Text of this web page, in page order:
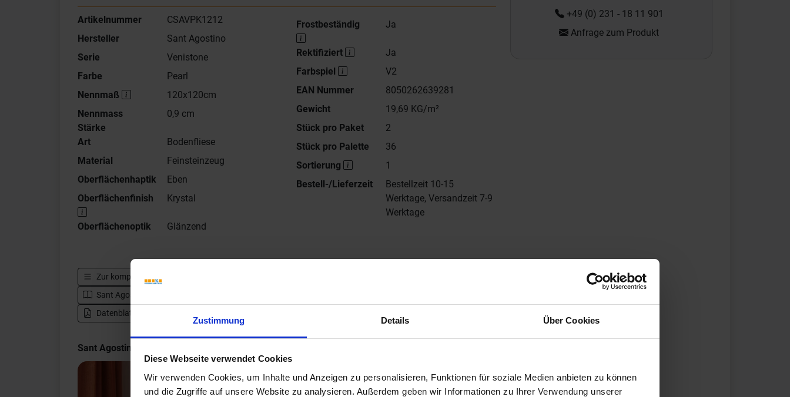
Zustimmung Details Über Cookies
Diese Webseite verwendet Cookies
Wir verwenden Cookies, um Inhalte und Anzeigen zu personalisieren, Funktionen für soziale Medien anbieten zu können
und die Zugriffe auf unsere Website zu analysieren. Außerdem geben wir Informationen zu Ihrer Verwendung unserer
Artikelnummer
CSAVPK1212
Hersteller
Sant Agostino
Serie
Venistone
Farbe
Pearl
Nennmaß
120x120cm
Nennmass
Stärke
0,9 cm
Art
Bodenfliese
Material
Feinsteinzeug
Oberflächenhaptik
Eben
Oberflächenfinish
Krystal
Oberflächenoptik Glänzend
Frostbeständig Ja
Rektifiziert
Ja
Farbspiel
V2
EAN Nummer
8050262639281
Gewicht
19,69 KG/m²
Stück pro Paket
2
Stück pro Palette
36
Sortierung
1
Bestell-/Lieferzeit
Bestellzeit 10-15
Werktage, Versandzeit 7-9
Werktage
Zur kompletten Serie
Sant Agostino Venistone - Katalog
Datenblatt herunterladen - PDF
+49 (0) 231 - 18 11 901
Anfrage zum Produkt
Sant Agostino Venistone Impressionen